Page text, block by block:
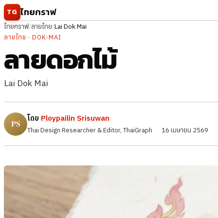
ข้ามไปยังเนื้อหา
TG ไทยกราฟ
ไทยกราฟ/ลายไทย/Lai Dok Mai
ลายไทย · DOK-MAI
ลายดอกไม้
Lai Dok Mai
โดย Ploypailin Srisuwan
Thai Design Researcher & Editor, ThaiGraph · 16 เมษายน 2569